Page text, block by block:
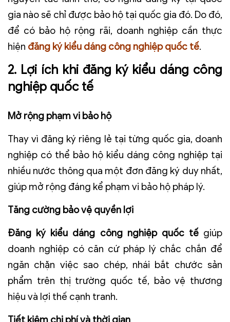
gia nào sẽ chỉ được bảo hộ tại quốc gia đó. Do đó,
để có bảo hộ rộng rãi, doanh nghiệp cần thực
hiện đăng ký kiểu dáng công nghiệp quốc tế.
2. Lợi ích khi đăng ký kiểu dáng công
nghiệp quốc tế
Mở rộng phạm vi bảo hộ
Thay vì đăng ký riêng lẻ tại từng quốc gia, doanh
nghiệp có thể bảo hộ kiểu dáng công nghiệp tại
nhiều nước thông qua một đơn đăng ký duy nhất,
giúp mở rộng đáng kể phạm vi bảo hộ pháp lý.
Tăng cường bảo vệ quyền lợi
Đăng ký kiểu dáng công nghiệp quốc tếgiúp
doanh nghiệp có căn cứ pháp lý chắc chắn để
ngăn chặn việc sao chép, nhái bắt chước sản
phẩm trên thị trường quốc tế, bảo vệ thương
hiệu và lợi thế cạnh tranh.
Tiết kiệm chi phí và thời gian